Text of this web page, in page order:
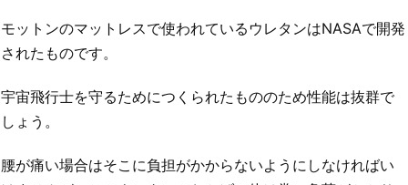
モットンのマットレスで使われているウレタンはNASAで開発
されたものです。
宇宙飛行士を守るためにつくられたもののため性能は抜群で
しょう。
腰が痛い場合はそこに負担がかからないようにしなければい